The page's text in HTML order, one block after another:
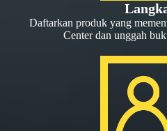
Daftarkan produk yang
Center dan unggah